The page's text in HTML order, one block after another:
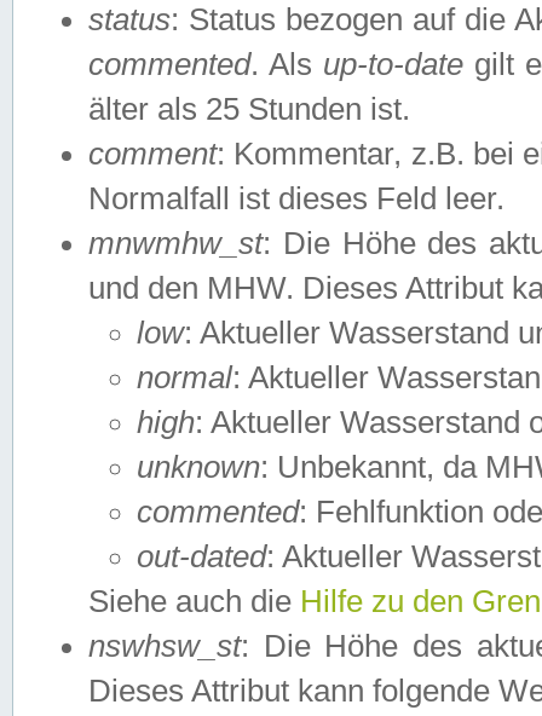
status: Status bezogen auf die
commented. Als up-to-date gilt
älter als 25 Stunden ist.
comment: Kommentar, z.B. bei
Normalfall ist dieses Feld leer.
mnwmhw_st: Die Höhe des
und den MHW. Dieses Attribut
low: Aktueller Wasserstand
normal: Aktueller
high: Aktueller Wasserstand
unknown: Unbekannt, da
commented: Fehlfunktion
out-dated: Aktueller
Siehe auch die Hilfe zu den
nswhsw_st: Die Höhe des
Dieses Attribut kann folgende